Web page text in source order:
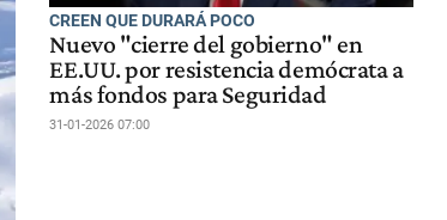
CREEN QUE DURARÁ POCO
Nuevo "cierre del gobierno" en
EE.UU. por resistencia demócrata a
más fondos para Seguridad
31-01-2026 07:00